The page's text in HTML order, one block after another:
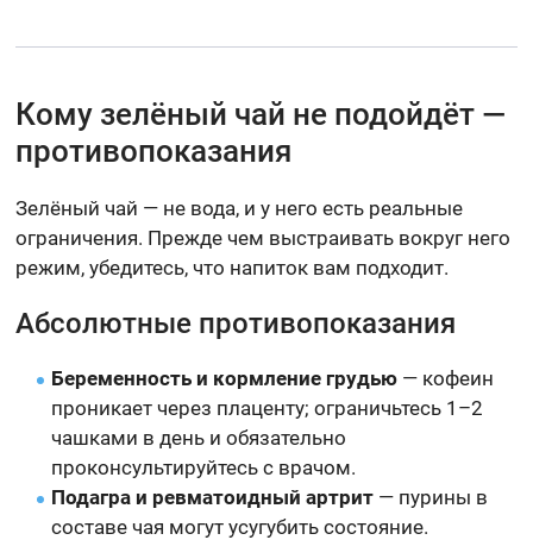
Кому зелёный чай не подойдёт —
противопоказания
Зелёный чай — не вода, и у него есть реальные
ограничения. Прежде чем выстраивать вокруг него
режим, убедитесь, что напиток вам подходит.
Абсолютные противопоказания
Беременность и кормление грудью — кофеин
проникает через плаценту; ограничьтесь 1–2
чашками в день и обязательно
проконсультируйтесь с врачом.
Подагра и ревматоидный артрит — пурины в
составе чая могут усугубить состояние.